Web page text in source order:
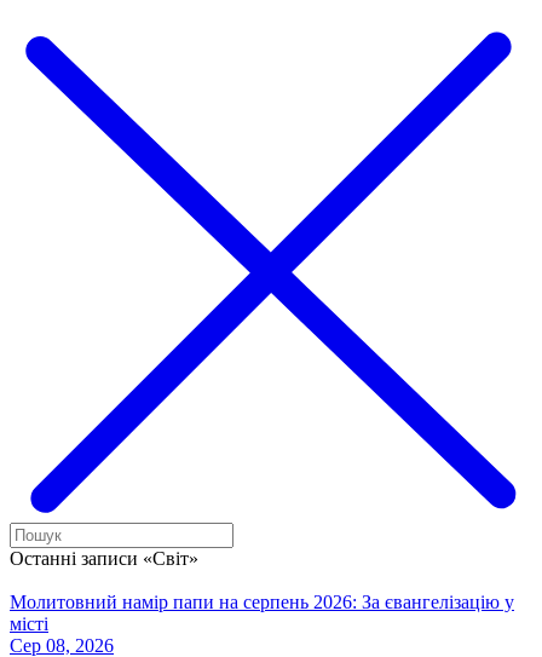
Останні записи «Світ»
Молитовний намір папи на серпень 2026: За євангелізацію у
місті
Сер 08, 2026